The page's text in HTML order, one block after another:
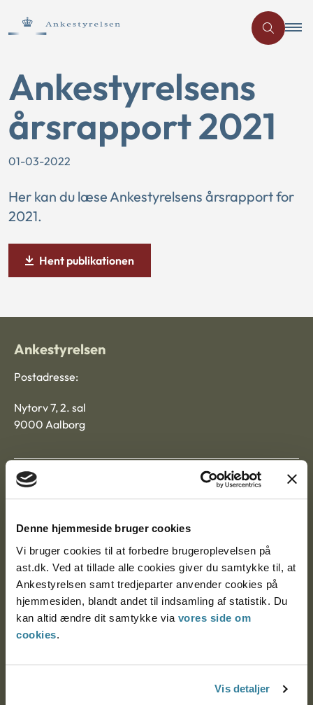
Denne hjemmeside bruger cookies
Vi bruger cookies til at forbedre brugeroplevelsen på
ast.dk. Ved at tillade alle cookies giver du samtykke til, at
Ankestyrelsen samt tredjeparter anvender cookies på
hjemmesiden, blandt andet til indsamling af statistik. Du
kan altid ændre dit samtykke via vores side om
cookies.
Vis detaljer
Ankestyrelsens
årsrapport 2021
01-03-2022
Her kan du læse Ankestyrelsens årsrapport for
2021.
Hent publikationen
Ankestyrelsen
Postadresse:
Nytorv 7, 2. sal
9000 Aalborg
Ankestyrelsen Aalborg
EAN: 57 98 000 35 48 21
CVR: 1007 4002